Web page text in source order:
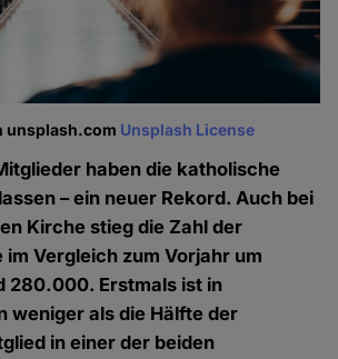
unsplash.com Unsplash License
haben die katholische
– ein neuer Rekord. Auch bei
Kirche stieg die Zahl der
Vergleich zum Vorjahr um
280.000. Erstmals ist in
weniger als die Hälfte der
in einer der beiden